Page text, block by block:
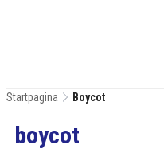
Startpagina Boycot
boycot